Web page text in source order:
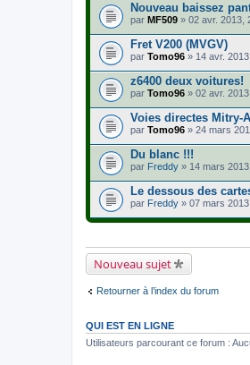
Nouveau baissez
par MF509 » 02 avr. 2013,
Fret V200 (MVGV)
par Tomo96 » 14 avr.
z6400 deux voitures!
par Tomo96 » 02 avr.
Voies directes Mitry-
par Tomo96 » 24 mars
Du blanc !!!
par Freddy » 14 mars
Le dessous des
par Freddy » 07 mars
Nouveau sujet
Retourner à l’index du forum
QUI EST EN LIGNE
Utilisateurs parcourant ce forum :